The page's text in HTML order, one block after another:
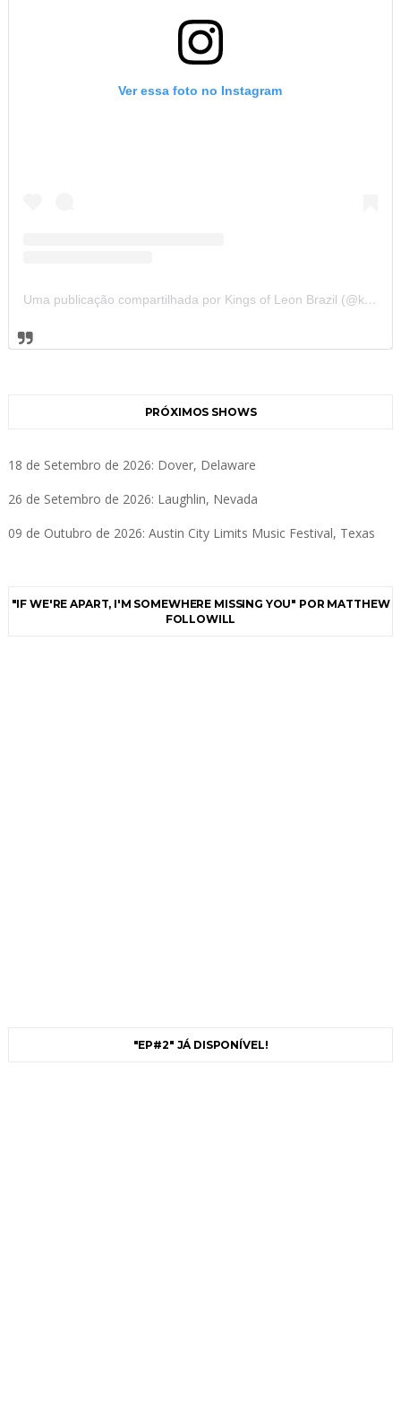
Ver essa foto no Instagram
Uma publicação compartilhada por Kings of Leon Brazil (@kolbrazil)
PRÓXIMOS SHOWS
18 de Setembro de 2026: Dover, Delaware
26 de Setembro de 2026: Laughlin, Nevada
09 de Outubro de 2026: Austin City Limits Music Festival, Texas
"IF WE'RE APART, I'M SOMEWHERE MISSING YOU" POR MATTHEW
FOLLOWILL
"EP#2" JÁ DISPONÍVEL!